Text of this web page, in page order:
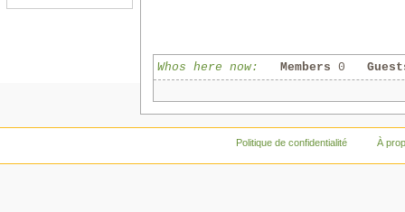
Whos here now: Members 0
Politique de confidentialité À